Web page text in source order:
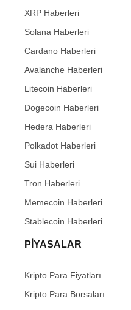
XRP Haberleri
Solana Haberleri
Cardano Haberleri
Avalanche Haberleri
Litecoin Haberleri
Dogecoin Haberleri
Hedera Haberleri
Polkadot Haberleri
Sui Haberleri
Tron Haberleri
Memecoin Haberleri
Stablecoin Haberleri
PIYASALAR
Kripto Para Fiyatları
Kripto Para Borsaları